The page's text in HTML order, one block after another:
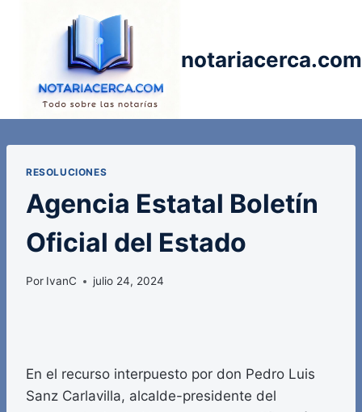
notariacerca.com
RESOLUCIONES
Agencia Estatal Boletín
Oficial del Estado
Por IvanC julio 24, 2024
En el recurso interpuesto por don Pedro Luis
Sanz Carlavilla, alcalde-presidente del